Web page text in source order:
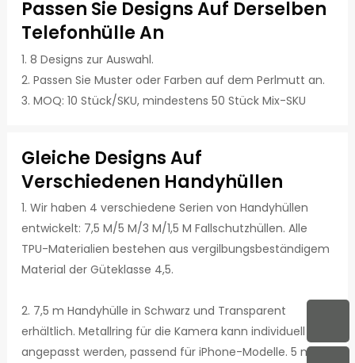
Passen Sie Designs Auf Derselben
Telefonhülle An
1. 8 Designs zur Auswahl.
2. Passen Sie Muster oder Farben auf dem Perlmutt an.
3. MOQ: 10 Stück/SKU, mindestens 50 Stück Mix-SKU
Gleiche Designs Auf
Verschiedenen Handyhüllen
1. Wir haben 4 verschiedene Serien von Handyhüllen
entwickelt: 7,5 M/5 M/3 M/1,5 M Fallschutzhüllen. Alle
TPU-Materialien bestehen aus vergilbungsbeständigem
Material der Güteklasse 4,5.
2. 7,5 m Handyhülle in Schwarz und Transparent
erhältlich. Metallring für die Kamera kann individuell
angepasst werden, passend für iPhone-Modelle. 5 m